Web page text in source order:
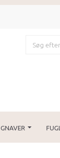
GNAVER FUGL